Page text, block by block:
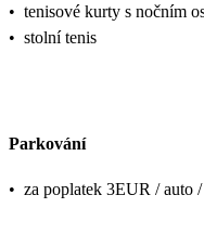
• tenisové kurty s nočním
• stolní tenis
Parkování
• za poplatek 3EUR / auto